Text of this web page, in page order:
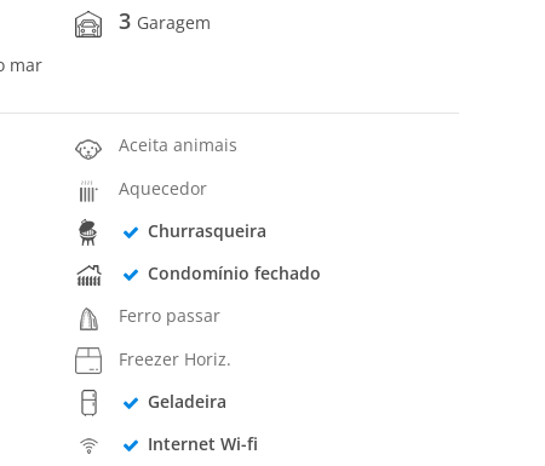
3 Garagem
mar
Aceita animais
Aquecedor
Churrasqueira
Condomínio fechado
Ferro passar
Freezer Horiz.
Geladeira
Internet Wi-fi